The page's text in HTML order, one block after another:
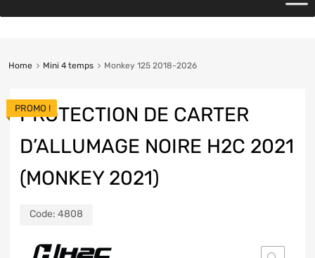
Home Mini 4 temps Monkey 125 2018-2026
PROTECTION DE CARTER
D’ALLUMAGE NOIRE H2C 2021
(MONKEY 2021)
Code: 4808
PROMO !